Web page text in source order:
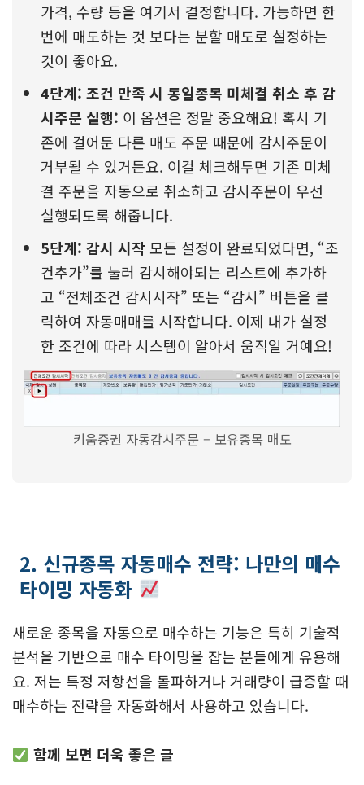
가격, 수량 등을 여기서 결정합니다. 가능하면 한
번에 매도하는 것 보다는 분할 매도로 설정하는
것이 좋아요.
4단계: 조건 만족 시 동일종목 미체결 취소 후 감
시주문 실행: 이 옵션은 정말 중요해요! 혹시 기
존에 걸어둔 다른 매도 주문 때문에 감시주문이
거부될 수 있거든요. 이걸 체크해두면 기존 미체
결 주문을 자동으로 취소하고 감시주문이 우선
실행되도록 해줍니다.
5단계: 감시 시작 모든 설정이 완료되었다면, “조
건추가”를 눌러 감시해야되는 리스트에 추가하
고 “전체조건 감시시작” 또는 “감시” 버튼을 클
릭하여 자동매매를 시작합니다. 이제 내가 설정
한 조건에 따라 시스템이 알아서 움직일 거예요!
키움증권 자동감시주문 – 보유종목 매도
2. 신규종목 자동매수 전략: 나만의 매수
타이밍 자동화
새로운 종목을 자동으로 매수하는 기능은 특히 기술적
분석을 기반으로 매수 타이밍을 잡는 분들에게 유용해
요. 저는 특정 저항선을 돌파하거나 거래량이 급증할 때
매수하는 전략을 자동화해서 사용하고 있습니다.
함께 보면 더욱 좋은 글